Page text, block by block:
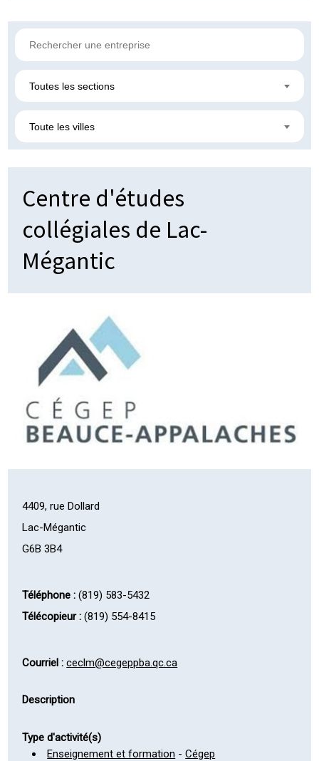
Toutes les sections
Toute les villes
Centre d'études
collégiales de Lac-
Mégantic
4409, rue Dollard
Lac-Mégantic
G6B 3B4
Téléphone : (819) 583-5432
Télécopieur : (819) 554-8415
Courriel : ceclm@cegeppba.qc.ca
Description
Type d'activité(s)
Enseignement et formation -Cégep